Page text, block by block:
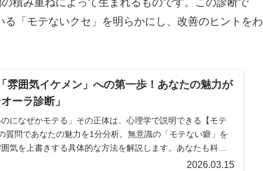
「モテないクセ」を明らかにし、改善のヒントをわ
雰囲気イケメン」への第一歩！あなたの魅力が
ーラ診断」
のになぜかモテる」その正体は、心理学で説明できる【モテ
質問であなたの魅力を1分分析。無意識の「モテない癖」を
気を上書きする具体的な方法を解説します。あなたも科学
2026.03.15